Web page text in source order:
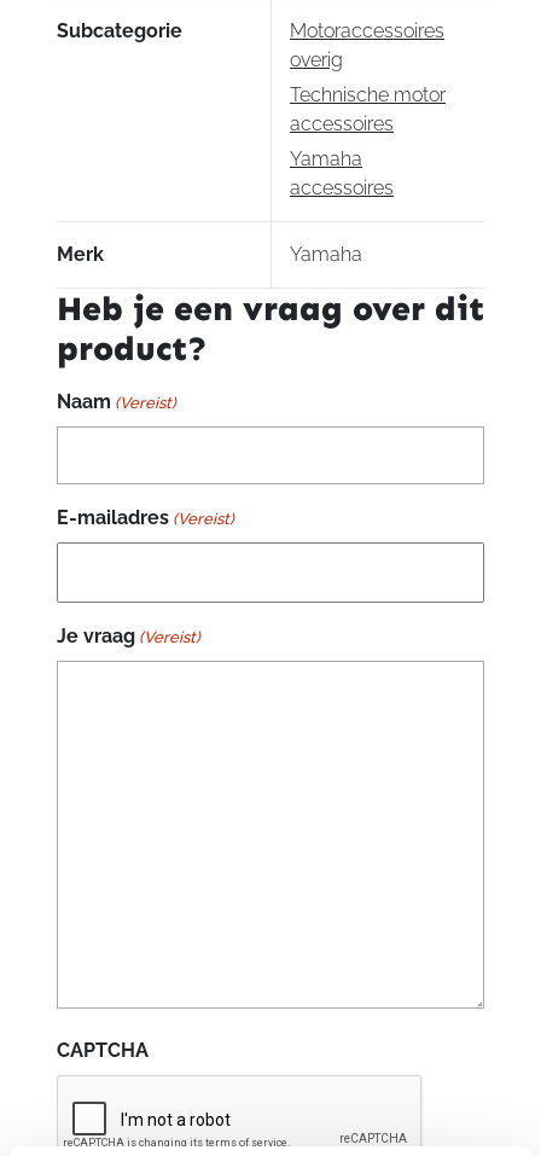
Subcategorie
Motoraccessoires
overig
Technische motor
accessoires
Yamaha
accessoires
Merk Yamaha
Heb je een vraag over dit
product?
Naam (Vereist)
E-mailadres (Vereist)
Je vraag (Vereist)
CAPTCHA